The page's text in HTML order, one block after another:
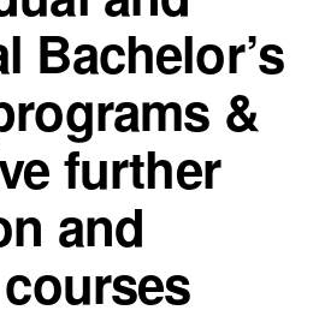
Bachelor’s
&
further
and